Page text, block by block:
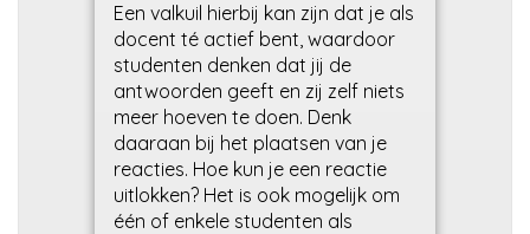
Een valkuil hierbij kan zijn dat je als
docent té actief bent, waardoor
studenten denken dat jij de
antwoorden geeft en zij zelf niets
meer hoeven te doen. Denk
daaraan bij het plaatsen van je
reacties. Hoe kun je een reactie
uitlokken? Het is ook mogelijk om
één of enkele studenten als